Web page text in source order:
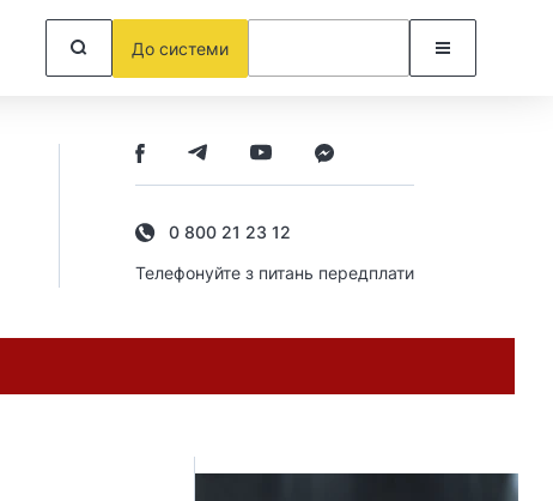
До системи
0 800 21 23 12
Телефонуйте з питань передплати